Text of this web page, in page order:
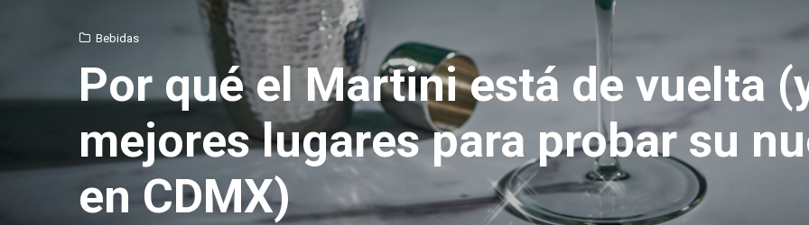
Bebidas
Por qué el Martini está de vuelta
mejores lugares para probar su
en CDMX)